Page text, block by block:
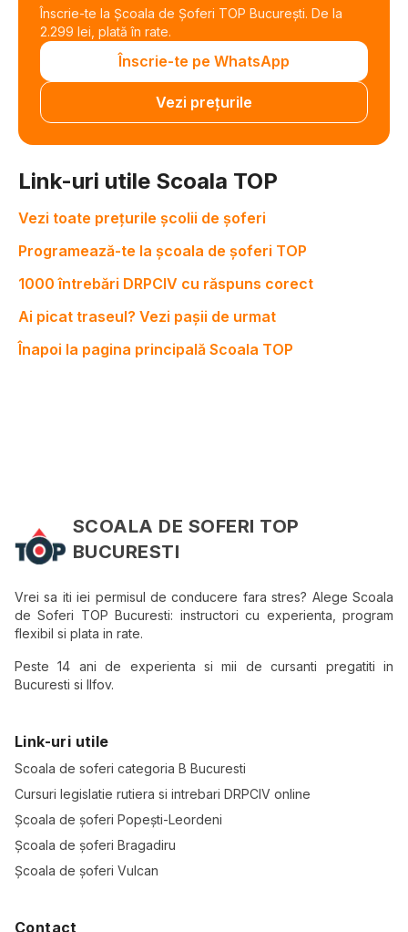
Înscrie-te la Școala de Șoferi TOP București. De la
2.299 lei, plată în rate.
Înscrie-te pe WhatsApp
Vezi prețurile
Link-uri utile Scoala TOP
Vezi toate prețurile școlii de șoferi
Programează-te la școala de șoferi TOP
1000 întrebări DRPCIV cu răspuns corect
Ai picat traseul? Vezi pașii de urmat
Înapoi la pagina principală Scoala TOP
SCOALA DE SOFERI TOP
BUCURESTI
Vrei sa iti iei permisul de conducere fara stres? Alege Scoala
de Soferi TOP Bucuresti: instructori cu experienta, program
flexibil si plata in rate.
Peste 14 ani de experienta si mii de cursanti pregatiti in
Bucuresti si Ilfov.
Link-uri utile
Scoala de soferi categoria B Bucuresti
Cursuri legislatie rutiera si intrebari DRPCIV online
Școala de șoferi Popești-Leordeni
Școala de șoferi Bragadiru
Școala de șoferi Vulcan
Contact